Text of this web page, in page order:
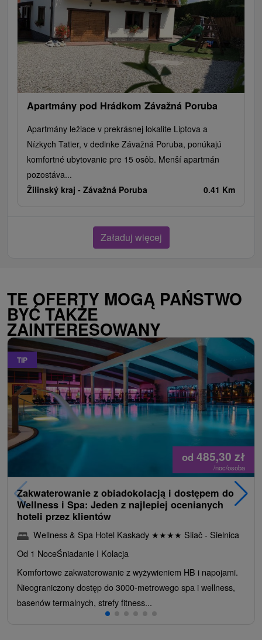
Apartmány pod Hrádkom Závažná Poruba
Apartmány ležiace v prekrásnej lokalite Liptova a
Nízkych Tatier, v dedinke Závažná Poruba, ponúkajú
komfortné ubytovanie pre 15 osôb. Menší apartmán
pozostáva...
Žilinský kraj - Závažná Poruba 0.41 Km
Załaduj więcej
TE OFERTY MOGĄ PAŃSTWO
BYĆ TAKŻE
ZAINTERESOWANY
TIP
od 485,30 zł
/noc/osoba
Zakwaterowanie z obiadokolacją i dostępem do
Wellness i Spa: Jeden z najlepiej ocenianych
hoteli przez klientów
Wellness & Spa Hotel Kaskady ★★★★ Sliač - Sielnica
Od 1 NoceŚniadanie I Kolacja
Komfortowe zakwaterowanie z wyżywieniem HB i napojami.
Nieograniczony dostęp do 3000-metrowego spa i wellness,
basenów termalnych, strefy fitness...